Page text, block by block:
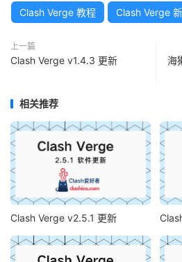
Clash Verge 教程 Clash Verge
上一篇
Clash Verge v1.4.3 更新
海
相关推荐
Clash Verge v2.5.1 更新